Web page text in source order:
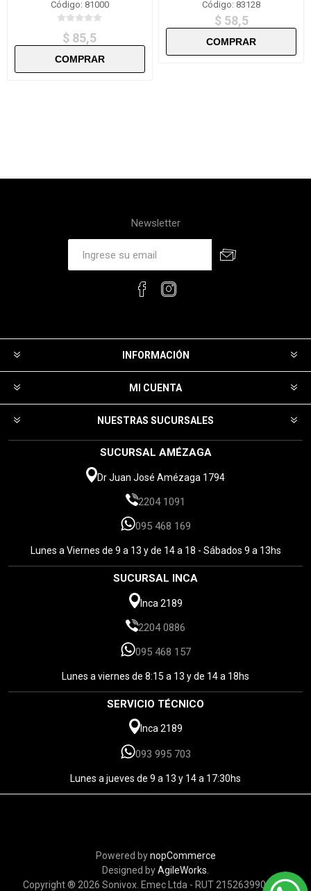
Código: 81000
$ 85,5
Código: 83128
$ 58,5
Newsletter
INFORMACIÓN
MI CUENTA
NUESTRAS SUCURSALES
SUCURSAL AMÉZAGA
Dr Juan José Amézaga 1794
2204 1091
095 468 169
Lunes a Viernes de 9 a 13 y de 14 a 18 - Sábados 9 a 13hs
SUCURSAL INCA
Inca 2189
2204 0886
095 468 157
Lunes a viernes de 8:15 a 13 y de 14 a 18hs
SERVICIO TÉCNICO
Inca 2189
093 995 703
Lunes a jueves de 9 a 13 y 14 a 17:30hs
Powered bynopCommerce
Designed byAgileWorks.
Copyright ® 2026 Sonivox. Emec Ltda - RUT 215263990010 -